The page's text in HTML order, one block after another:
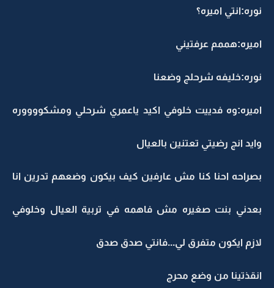
نوره:انتي اميره؟
اميره:هممم عرفتيني
نوره:خليفه شرحلج وضعنا
اميره:وه فدييت خلوفي اكيد ياعمري شرحلي ومشكووووره
وايد انج رضيتي تعتنين بالعيال
بصراحه احنا كنا مش عارفين كيف بيكون وضعهم تدرين انا
بعدني بنت صغيره مش فاهمه في تربية العيال وخلوفي
لازم ايكون متفرق لي...فانتي صدق صدق
انقذتينا من وضع محرج